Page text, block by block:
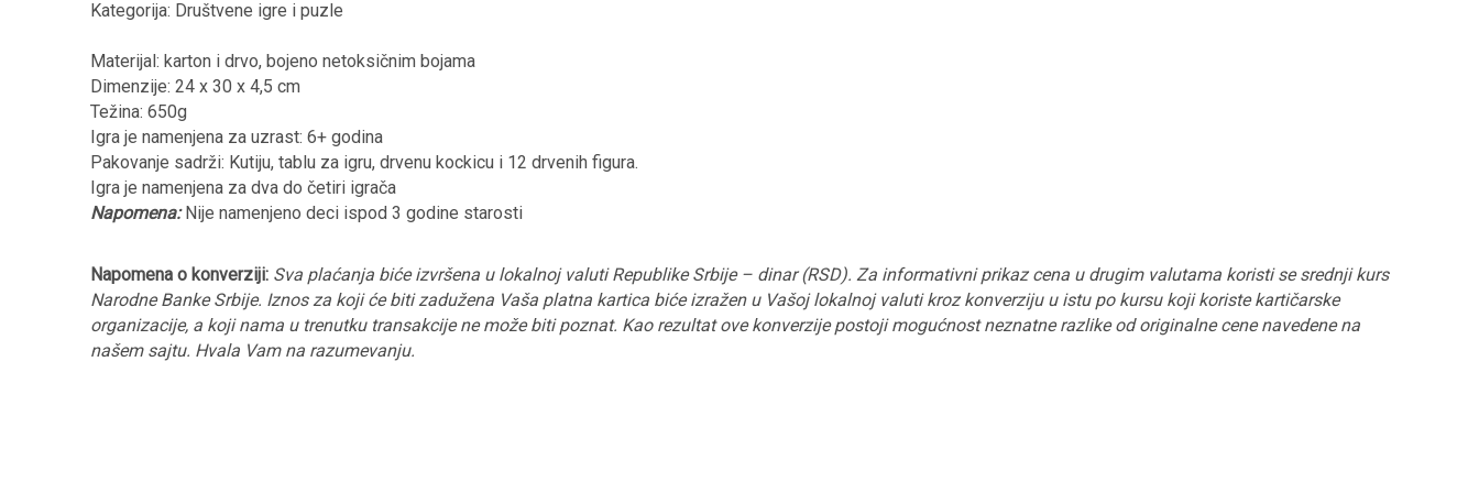
Kategorija: Društvene igre i puzle
Materijal: karton i drvo, bojeno netoksičnim bojama
Dimenzije: 24 x 30 x 4,5 cm
Težina: 650g
Igra je namenjena za uzrast: 6+ godina
Pakovanje sadrži: Kutiju, tablu za igru, drvenu kockicu i 12 drvenih figura.
Igra je namenjena za dva do četiri igrača
Napomena:Nije namenjeno deci ispod 3 godine starosti
Napomena o konverziji: Sva plaćanja biće izvršena u lokalnoj valuti Republike Srbije – dinar (RSD). Za informativni prikaz cena u drugim valutama koristi se srednji kurs
Narodne Banke Srbije. Iznos za koji će biti zadužena Vaša platna kartica biće izražen u Vašoj lokalnoj valuti kroz konverziju u istu po kursu koji koriste kartičarske
organizacije, a koji nama u trenutku transakcije ne može biti poznat. Kao rezultat ove konverzije postoji mogućnost neznatne razlike od originalne cene navedene na
našem sajtu. Hvala Vam na razumevanju.